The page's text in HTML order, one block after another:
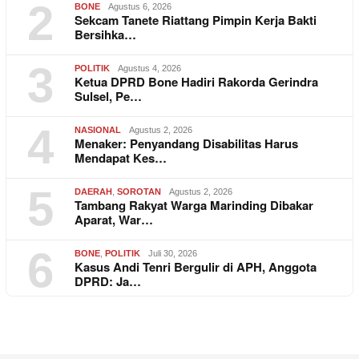
2 BONE Agustus 6, 2026
Sekcam Tanete Riattang Pimpin Kerja Bakti
Bersihka…
3 POLITIK Agustus 4, 2026
Ketua DPRD Bone Hadiri Rakorda Gerindra
Sulsel, Pe…
4 NASIONAL Agustus 2, 2026
Menaker: Penyandang Disabilitas Harus
Mendapat Kes…
5 DAERAH SOROTAN Agustus 2, 2026
Tambang Rakyat Warga Marinding Dibakar
Aparat, War…
6 BONE POLITIK Juli 30, 2026
Kasus Andi Tenri Bergulir di APH, Anggota
DPRD: Ja…